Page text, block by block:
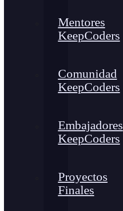
Mentores
KeepCoders
Comunidad
KeepCoders
Embajadores
KeepCoders
Proyectos
Finales